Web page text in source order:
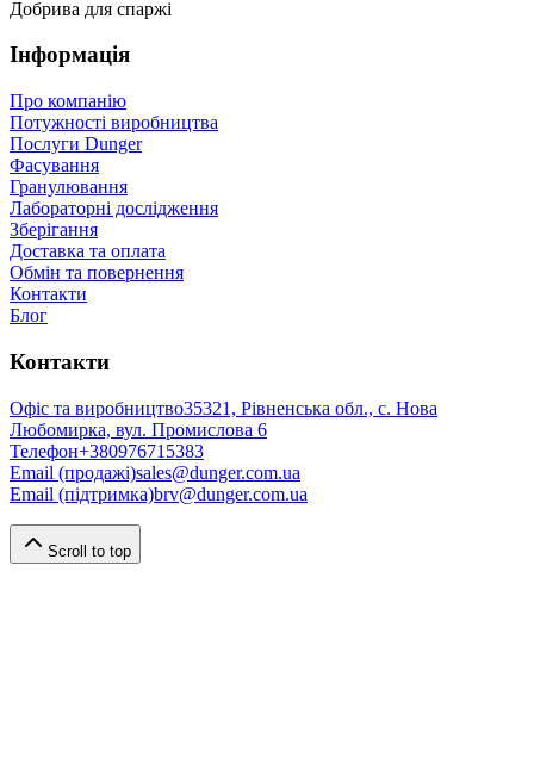
Добрива для спаржі
Інформація
Про компанію
Потужності виробництва
Послуги Dunger
Фасування
Гранулювання
Лабораторні дослідження
Зберігання
Доставка та оплата
Обмін та повернення
Контакти
Блог
Контакти
Офіс та виробництво35321, Рівненська обл., с. Нова
Любомирка, вул. Промислова 6
Телефон+380976715383
Email (продажі)sales@dunger.com.ua
Email (підтримка)brv@dunger.com.ua
Scroll to top